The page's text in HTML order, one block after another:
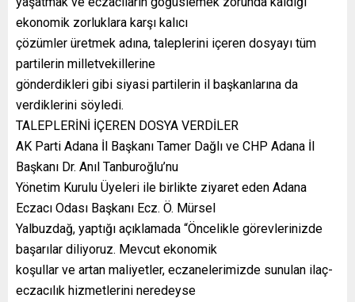
ekonomik zorluklara karşı kalıcı
çözümler üretmek adına, taleplerini içeren dosyayı tüm
partilerin milletvekillerine
gönderdikleri gibi siyasi partilerin il başkanlarına da
verdiklerini söyledi.
TALEPLERİNİ İÇEREN DOSYA VERDİLER
AK Parti Adana İl Başkanı Tamer Dağlı ve CHP Adana İl
Başkanı Dr. Anıl Tanburoğlu’nu
Yönetim Kurulu Üyeleri ile birlikte ziyaret eden Adana
Eczacı Odası Başkanı Ecz. Ö. Mürsel
Yalbuzdağ, yaptığı açıklamada “Öncelikle görevlerinizde
başarılar diliyoruz. Mevcut ekonomik
koşullar ve artan maliyetler, eczanelerimizde sunulan ilaç-
eczacılık hizmetlerini neredeyse